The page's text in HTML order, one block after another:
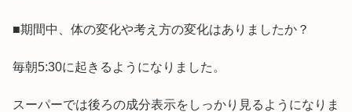
■期間中、体の変化や考え方の変化はありましたか？
毎朝5:30に起きるようになりました。
スーパーでは後ろの成分表示をしっかり見るようになりま